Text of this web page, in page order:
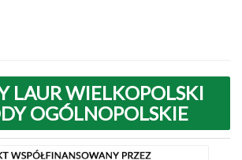
LAUR WIELKOPOLSKI
OGÓLNOPOLSKIE